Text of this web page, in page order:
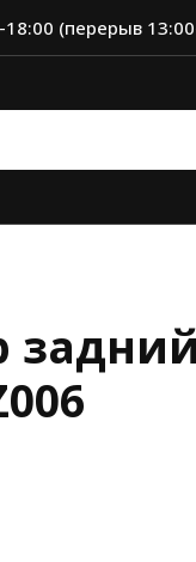
18:00 (перерыв